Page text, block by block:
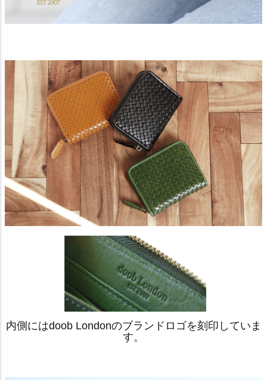
内側にはdoob Londonのブランドロゴを刻印していま
す。